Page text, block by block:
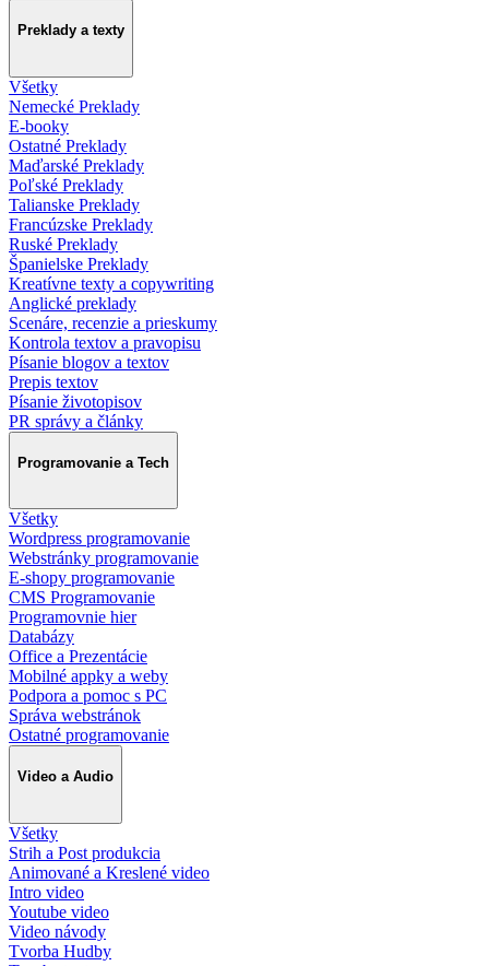
Preklady a texty
Všetky
Nemecké Preklady
E-booky
Ostatné Preklady
Maďarské Preklady
Poľské Preklady
Talianske Preklady
Francúzske Preklady
Ruské Preklady
Španielske Preklady
Kreatívne texty a copywriting
Anglické preklady
Scenáre, recenzie a prieskumy
Kontrola textov a pravopisu
Písanie blogov a textov
Prepis textov
Písanie životopisov
PR správy a články
Programovanie a Tech
Všetky
Wordpress programovanie
Webstránky programovanie
E-shopy programovanie
CMS Programovanie
Programovnie hier
Databázy
Office a Prezentácie
Mobilné appky a weby
Podpora a pomoc s PC
Správa webstránok
Ostatné programovanie
Video a Audio
Všetky
Strih a Post produkcia
Animované a Kreslené video
Intro video
Youtube video
Video návody
Tvorba Hudby